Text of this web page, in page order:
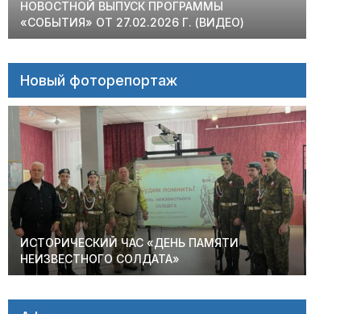
НОВОСТНОЙ ВЫПУСК ПРОГРАММЫ
«СОБЫТИЯ» ОТ 27.02.2026 Г. (ВИДЕО)
Новый фоторепортаж
ИСТОРИЧЕСКИЙ ЧАС «ДЕНЬ ПАМЯТИ
НЕИЗВЕСТНОГО СОЛДАТА»